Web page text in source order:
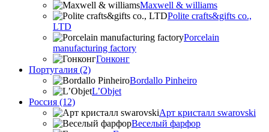
Maxwell & williams
Polite crafts&gifts co.,
LTD
Porcelain
manufacturing factory
Гонконг
Португалия (2)
Bordallo Pinheiro
L’Objet
Россия (12)
Арт кристалл swarovski
Веселый фарфор